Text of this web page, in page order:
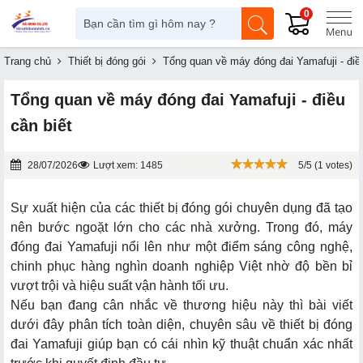
0
Trang chủ Thiết bị đóng gói Tổng quan về máy đóng đai Yamafuji -
Tổng quan về máy đóng đai Yamafuji - điều
cần biết
28/07/2026 Lượt xem: 1485 5/5 (1 votes)
Sự xuất hiện của các thiết bị đóng gói chuyên dụng đã tạo
nên bước ngoặt lớn cho các nhà xưởng. Trong đó, máy
đóng đai Yamafuji nổi lên như một điểm sáng công nghệ,
chinh phục hàng nghìn doanh nghiệp Việt nhờ độ bền bỉ
vượt trội và hiệu suất vận hành tối ưu.
Nếu bạn đang cân nhắc về thương hiệu này thì bài viết
dưới đây phân tích toàn diện, chuyên sâu về thiết bị đóng
đai Yamafuji giúp bạn có cái nhìn kỹ thuật chuẩn xác nhất